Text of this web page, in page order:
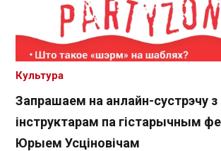
Запрашаем на анлайн-сустрэчу з
інструктарам па гістарычным
Юрыем Усціновічам
Культура